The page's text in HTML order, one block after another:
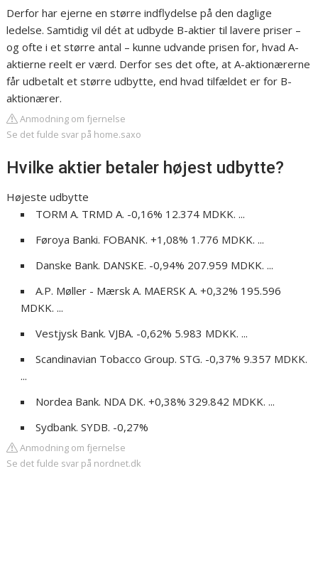
Derfor har ejerne en større indflydelse på den daglige
ledelse. Samtidig vil dét at udbyde B-aktier til lavere priser –
og ofte i et større antal – kunne udvande prisen for, hvad A-
aktierne reelt er værd. Derfor ses det ofte, at A-aktionærerne
får udbetalt et større udbytte, end hvad tilfældet er for B-
aktionærer.
Anmodning om fjernelse
Se det fulde svar på home.saxo
Hvilke aktier betaler højest udbytte?
Højeste udbytte
TORM A. TRMD A. -0,16% 12.374 MDKK. ...
Føroya Banki. FOBANK. +1,08% 1.776 MDKK. ...
Danske Bank. DANSKE. -0,94% 207.959 MDKK. ...
A.P. Møller - Mærsk A. MAERSK A. +0,32% 195.596
MDKK. ...
Vestjysk Bank. VJBA. -0,62% 5.983 MDKK. ...
Scandinavian Tobacco Group. STG. -0,37% 9.357 MDKK.
...
Nordea Bank. NDA DK. +0,38% 329.842 MDKK. ...
Sydbank. SYDB. -0,27%
Anmodning om fjernelse
Se det fulde svar på nordnet.dk